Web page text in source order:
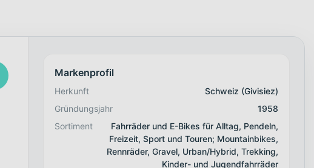
Markenprofil
Herkunft
Schweiz (Givisiez)
Gründungsjahr
1958
Sortiment
Fahrräder und E-Bikes für Alltag, Pendeln,
Freizeit, Sport und Touren; Mountainbikes,
Rennräder, Gravel, Urban/Hybrid, Trekking,
Kinder- und Jugendfahrräder